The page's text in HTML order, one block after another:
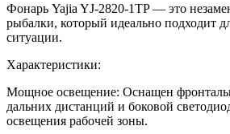
Фонарь Yajia YJ-2820-1TP — это
рыбалки, который идеально подходит
ситуации.
Характеристики:
Мощное освещение: Оснащен
дальних дистанций и боковой
освещения рабочей зоны.